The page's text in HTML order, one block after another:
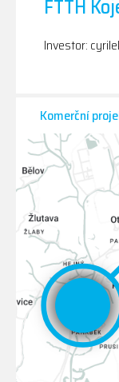
FTTH
Investor:
Komerční